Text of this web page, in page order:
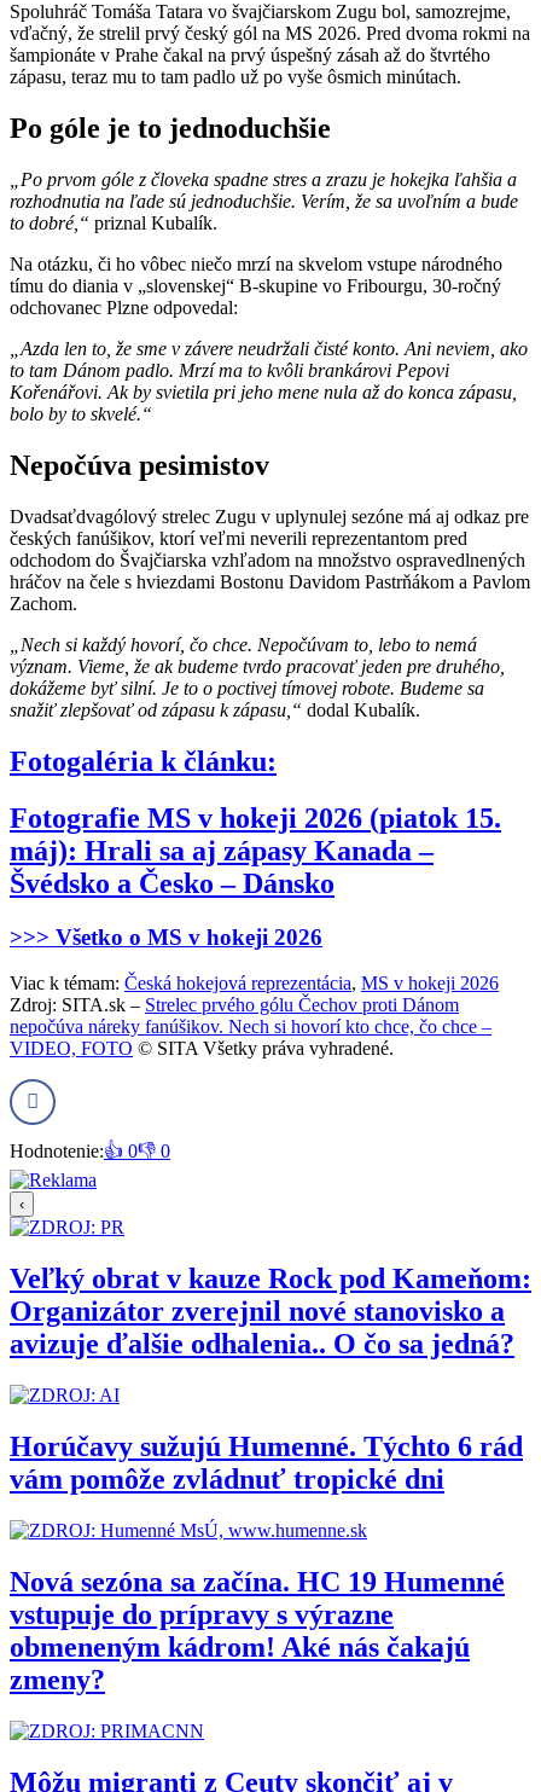
Spoluhráč Tomáša Tatara vo švajčiarskom Zugu bol, samozrejme,
vďačný, že strelil prvý český gól na MS 2026. Pred dvoma rokmi na
šampionáte v Prahe čakal na prvý úspešný zásah až do štvrtého
zápasu, teraz mu to tam padlo už po vyše ôsmich minútach.
Po góle je to jednoduchšie
„Po prvom góle z človeka spadne stres a zrazu je hokejka ľahšia a
rozhodnutia na ľade sú jednoduchšie. Verím, že sa uvoľním a bude
to dobré,“ priznal Kubalík.
Na otázku, či ho vôbec niečo mrzí na skvelom vstupe národného
tímu do diania v „slovenskej“ B-skupine vo Fribourgu, 30-ročný
odchovanec Plzne odpovedal:
„Azda len to, že sme v závere neudržali čisté konto. Ani neviem, ako
to tam Dánom padlo. Mrzí ma to kvôli brankárovi Pepovi
Kořenářovi. Ak by svietila pri jeho mene nula až do konca zápasu,
bolo by to skvelé.“
Nepočúva pesimistov
Dvadsaťdvagólový strelec Zugu v uplynulej sezóne má aj odkaz pre
českých fanúšikov, ktorí veľmi neverili reprezentantom pred
odchodom do Švajčiarska vzhľadom na množstvo ospravedlnených
hráčov na čele s hviezdami Bostonu Davidom Pastrňákom a Pavlom
Zachom.
„Nech si každý hovorí, čo chce. Nepočúvam to, lebo to nemá
význam. Vieme, že ak budeme tvrdo pracovať jeden pre druhého,
dokážeme byť silní. Je to o poctivej tímovej robote. Budeme sa
snažiť zlepšovať od zápasu k zápasu,“ dodal Kubalík.
Fotogaléria k článku:
Fotografie MS v hokeji 2026 (piatok 15.
máj): Hrali sa aj zápasy Kanada –
Švédsko a Česko – Dánsko
>>> Všetko o MS v hokeji 2026
Viac k témam: Česká hokejová reprezentácia, MS v hokeji 2026
Zdroj: SITA.sk – Strelec prvého gólu Čechov proti Dánom
nepočúva náreky fanúšikov. Nech si hovorí kto chce, čo chce –
VIDEO, FOTO © SITA Všetky práva vyhradené.
Hodnotenie:👍 0👎 0
‹
Veľký obrat v kauze Rock pod Kameňom:
Organizátor zverejnil nové stanovisko a
avizuje ďalšie odhalenia.. O čo sa jedná?
Horúčavy sužujú Humenné. Týchto 6 rád
vám pomôže zvládnuť tropické dni
Nová sezóna sa začína. HC 19 Humenné
vstupuje do prípravy s výrazne
obmeneným kádrom! Aké nás čakajú
zmeny?
Môžu migranti z Ceuty skončiť aj v